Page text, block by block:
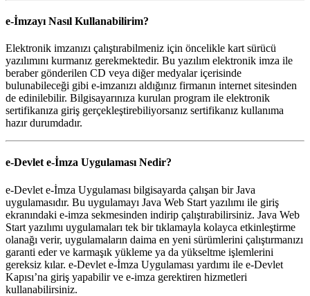
e-İmzayı Nasıl Kullanabilirim?
Elektronik imzanızı çalıştırabilmeniz için öncelikle kart sürücü
yazılımını kurmanız gerekmektedir. Bu yazılım elektronik imza ile
beraber gönderilen CD veya diğer medyalar içerisinde
bulunabileceği gibi e-imzanızı aldığınız firmanın internet sitesinden
de edinilebilir. Bilgisayarınıza kurulan program ile elektronik
sertifikanıza giriş gerçekleştirebiliyorsanız sertifikanız kullanıma
hazır durumdadır.
e-Devlet e-İmza Uygulaması Nedir?
e-Devlet e-İmza Uygulaması bilgisayarda çalışan bir Java
uygulamasıdır. Bu uygulamayı Java Web Start yazılımı ile giriş
ekranındaki e-imza sekmesinden indirip çalıştırabilirsiniz. Java Web
Start yazılımı uygulamaları tek bir tıklamayla kolayca etkinleştirme
olanağı verir, uygulamaların daima en yeni sürümlerini çalıştırmanızı
garanti eder ve karmaşık yükleme ya da yükseltme işlemlerini
gereksiz kılar. e-Devlet e-İmza Uygulaması yardımı ile e-Devlet
Kapısı’na giriş yapabilir ve e-imza gerektiren hizmetleri
kullanabilirsiniz.